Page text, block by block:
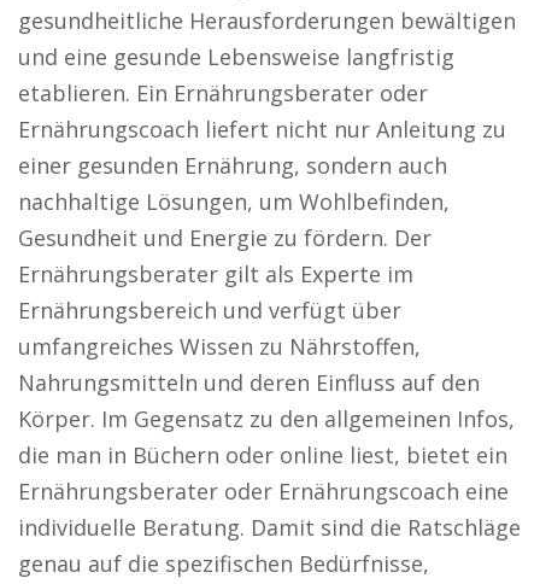
gesundheitliche Herausforderungen bewältigen
und eine gesunde Lebensweise langfristig
etablieren. Ein Ernährungsberater oder
Ernährungscoach liefert nicht nur Anleitung zu
einer gesunden Ernährung, sondern auch
nachhaltige Lösungen, um Wohlbefinden,
Gesundheit und Energie zu fördern. Der
Ernährungsberater gilt als Experte im
Ernährungsbereich und verfügt über
umfangreiches Wissen zu Nährstoffen,
Nahrungsmitteln und deren Einfluss auf den
Körper. Im Gegensatz zu den allgemeinen Infos,
die man in Büchern oder online liest, bietet ein
Ernährungsberater oder Ernährungscoach eine
individuelle Beratung. Damit sind die Ratschläge
genau auf die spezifischen Bedürfnisse,